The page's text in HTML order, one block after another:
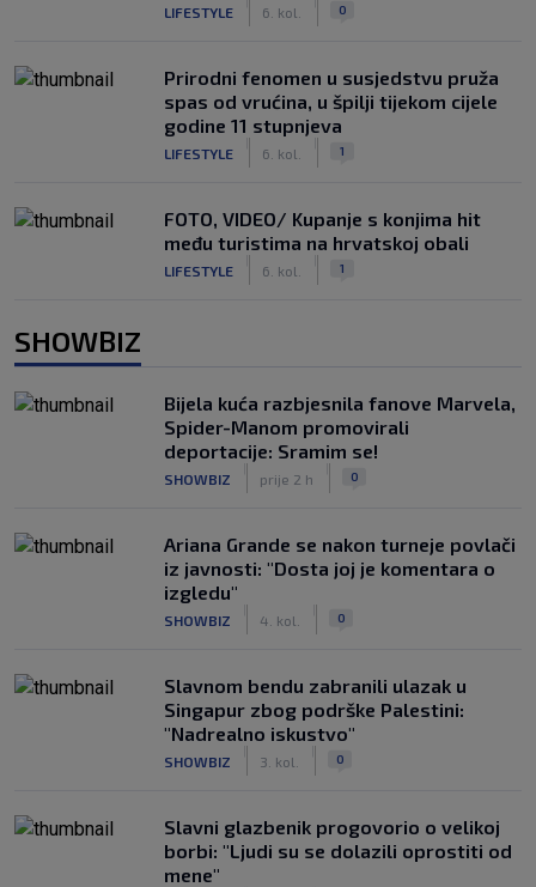
LIFESTYLE 6. kol. 0
Prirodni fenomen u susjedstvu pruža
spas od vrućina, u špilji tijekom cijele
godine 11 stupnjeva
LIFESTYLE 6. kol. 1
FOTO, VIDEO/ Kupanje s konjima hit
među turistima na hrvatskoj obali
LIFESTYLE 6. kol. 1
SHOWBIZ
Bijela kuća razbjesnila fanove Marvela,
Spider-Manom promovirali
deportacije: Sramim se!
SHOWBIZ prije 2 h 0
Ariana Grande se nakon turneje povlači
iz javnosti: "Dosta joj je komentara o
izgledu"
SHOWBIZ 4. kol. 0
Slavnom bendu zabranili ulazak u
Singapur zbog podrške Palestini:
"Nadrealno iskustvo"
SHOWBIZ 3. kol. 0
Slavni glazbenik progovorio o velikoj
borbi: "Ljudi su se dolazili oprostiti od
mene"